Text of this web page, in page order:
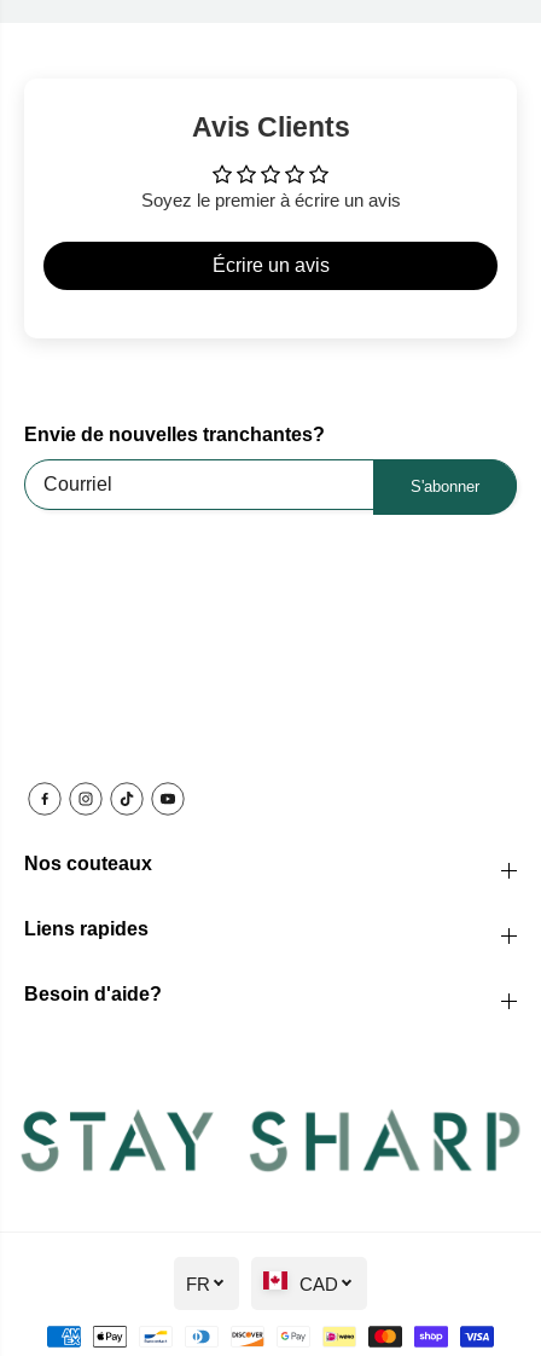
Avis Clients
Soyez le premier à écrire un avis
Écrire un avis
Envie de nouvelles tranchantes?
S'abonner
Nos couteaux
Liens rapides
Besoin d'aide?
FR CAD